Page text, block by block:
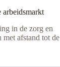
arbeidsmarkt
in de zorg en
met afstand tot de